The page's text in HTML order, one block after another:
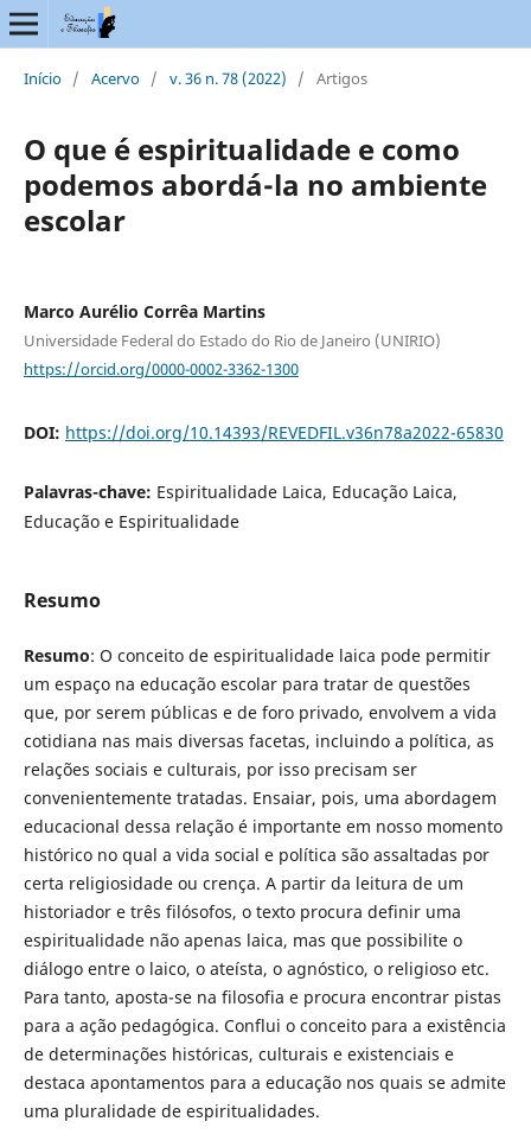
Início / Acervo / v. 36 n. 78 (2022) / Artigos
O que é espiritualidade e como
podemos abordá-la no ambiente
escolar
Marco Aurélio Corrêa Martins
Universidade Federal do Estado do Rio de Janeiro (UNIRIO)
https://orcid.org/0000-0002-3362-1300
DOI: https://doi.org/10.14393/REVEDFIL.v36n78a2022-65830
Palavras-chave: Espiritualidade Laica, Educação Laica,
Educação e Espiritualidade
Resumo
Resumo: O conceito de espiritualidade laica pode permitir
um espaço na educação escolar para tratar de questões
que, por serem públicas e de foro privado, envolvem a vida
cotidiana nas mais diversas facetas, incluindo a política, as
relações sociais e culturais, por isso precisam ser
convenientemente tratadas. Ensaiar, pois, uma abordagem
educacional dessa relação é importante em nosso momento
histórico no qual a vida social e política são assaltadas por
certa religiosidade ou crença. A partir da leitura de um
historiador e três filósofos, o texto procura definir uma
espiritualidade não apenas laica, mas que possibilite o
diálogo entre o laico, o ateísta, o agnóstico, o religioso etc.
Para tanto, aposta-se na filosofia e procura encontrar pistas
para a ação pedagógica. Conflui o conceito para a existência
de determinações históricas, culturais e existenciais e
destaca apontamentos para a educação nos quais se admite
uma pluralidade de espiritualidades.